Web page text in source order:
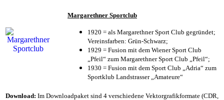
Margarethner Sportclub
1920 = als Margarethner Sport Club gegründet;
Vereinsfarben: Grün-Schwarz;
1929 = Fusion mit dem Wiener Sport Club
„Pfeil“ zum Margarethner Sport Club „Pfeil“;
1930 = Fusion mit dem Sport Club „Adria“ zum
Sportklub Landstrasser „Amateure“
Download: Im Downloadpaket sind 4 verschiedene Vektorgrafikformate (CDR,